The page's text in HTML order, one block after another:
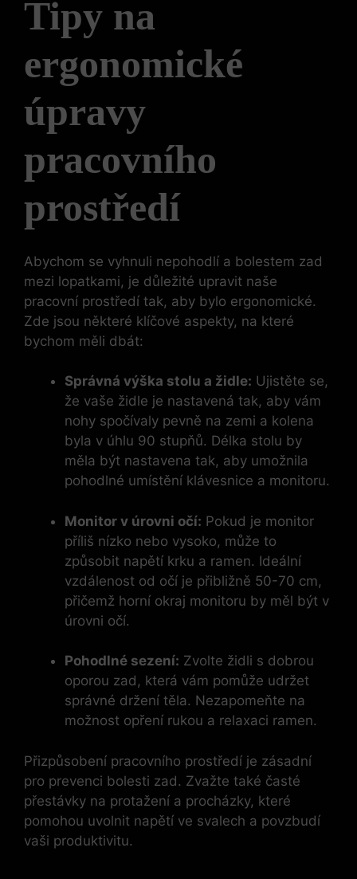
Tipy na
ergonomické
úpravy
pracovního
prostředí
Abychom se vyhnuli nepohodlí a bolestem zad
mezi lopatkami, je důležité upravit naše
pracovní prostředí tak, aby bylo ergonomické.
Zde jsou některé klíčové aspekty, na které
bychom měli dbát:
Správná výška stolu a židle: Ujistěte se,
že vaše židle je nastavená tak, aby vám
nohy spočívaly pevně na zemi a kolena
byla v úhlu 90 stupňů. Délka stolu by
měla být nastavena tak, aby umožnila
pohodlné umístění klávesnice a monitoru.
Monitor v úrovni očí: Pokud je monitor
příliš nízko nebo vysoko, může to
způsobit napětí krku a ramen. Ideální
vzdálenost od očí je přibližně 50-70 cm,
přičemž horní okraj monitoru by měl být v
úrovni očí.
Pohodlné sezení: Zvolte židli s dobrou
oporou zad, která vám pomůže udržet
správné držení těla. Nezapomeňte na
možnost opření rukou a relaxaci ramen.
Přizpůsobení pracovního prostředí je zásadní
pro prevenci bolesti zad. Zvažte také časté
přestávky na protažení a procházky, které
pomohou uvolnit napětí ve svalech a povzbudí
vaši produktivitu.